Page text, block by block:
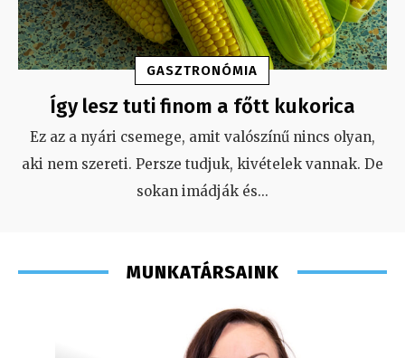
GASZTRONÓMIA
Így lesz tuti finom a főtt kukorica
Ez az a nyári csemege, amit valószínű nincs olyan,
aki nem szereti. Persze tudjuk, kivételek vannak. De
sokan imádják és...
MUNKATÁRSAINK